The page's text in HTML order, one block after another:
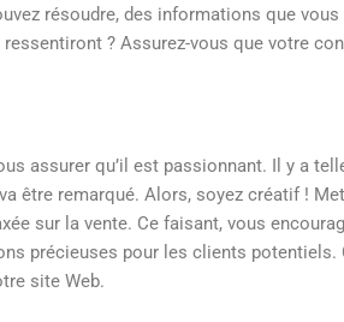
résoudre, des informations que
ressentiront ? Assurez-vous que votre
assurer qu’il est passionnant. Il y a
être remarqué. Alors, soyez créatif !
sur la vente. Ce faisant, vous
précieuses pour les clients
site Web.